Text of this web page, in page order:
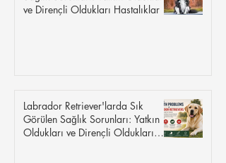
ve Dirençli Oldukları Hastalıklar
Labrador Retriever'larda Sık
Görülen Sağlık Sorunları: Yatkın
Oldukları ve Dirençli Oldukları